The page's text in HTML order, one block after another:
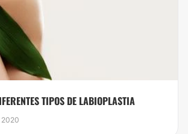
TIPOS DE LABIOPLASTIA
2020